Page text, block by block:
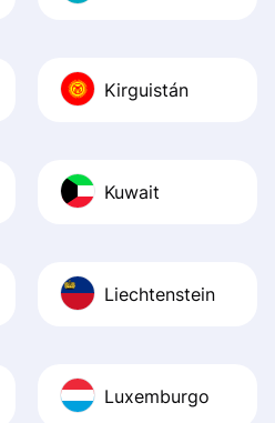
Kirguistán
Kuwait
Liechtenstein
Luxemburgo